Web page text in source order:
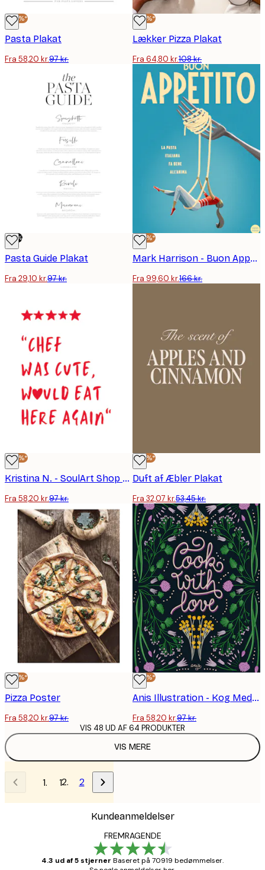
-40%*
Pasta Plakat
Fra 58,20 kr.97 kr.
-40%*
Lækker Pizza Plakat
Fra 64,80 kr.108 kr.
-70%
Pasta Guide Plakat
Fra 29,10 kr.97 kr.
-40%*
Mark Harrison - Buon Appetito Swing Plakat
Fra 99,60 kr.166 kr.
-40%*
Kristina N. - SoulArt Shop - Søde Kok Plakat
Fra 58,20 kr.97 kr.
-40%*
Duft af Æbler Plakat
Fra 32,07 kr.53,45 kr.
-40%*
Pizza Poster
Fra 58,20 kr.97 kr.
-40%*
Anis Illustration - Kog Med Kærlighed Plakat
Fra 58,20 kr.97 kr.
VIS MERE
VIS 48 UD AF 64 PRODUKTER
1 2
Kundeanmeldelser
FREMRAGENDE
4.3 ud af 5 stjerner Baseret på 70919 bedømmelser.